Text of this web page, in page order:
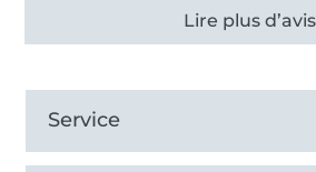
Voir tous les 11495
Service